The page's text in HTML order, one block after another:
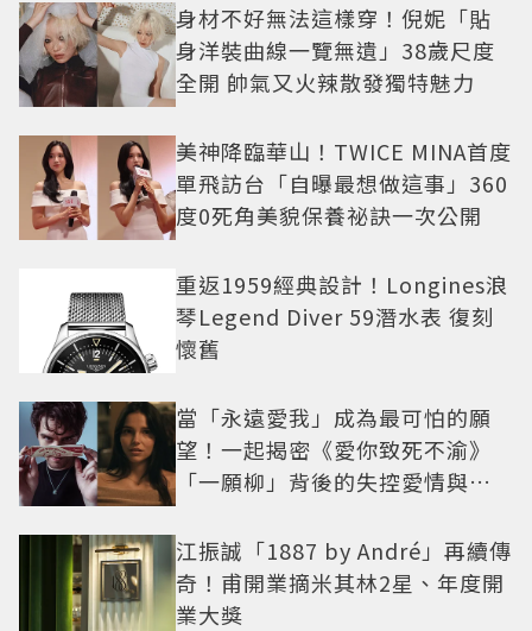
身材不好無法這樣穿！倪妮「貼
身洋裝曲線一覽無遺」38歲尺度
全開 帥氣又火辣散發獨特魅力
美神降臨華山！TWICE MINA首度
單飛訪台「自曝最想做這事」360
度0死角美貌保養祕訣一次公開
重返1959經典設計！Longines浪
琴Legend Diver 59潛水表 復刻
懷舊
當「永遠愛我」成為最可怕的願
望！一起揭密《愛你致死不渝》
「一願柳」背後的失控愛情與爆
江振誠「1887 by André」再續傳
奇！甫開業摘米其林2星、年度開
業大獎